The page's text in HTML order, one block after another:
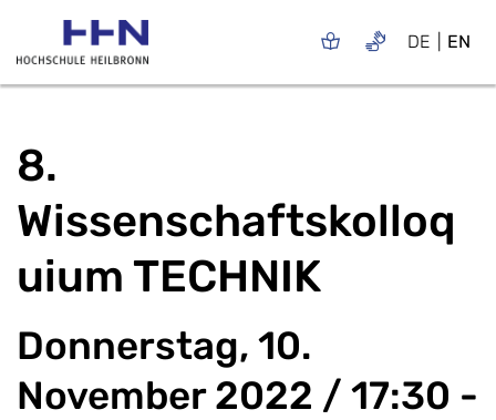
DE EN
8.
Wissenschaftskolloq
uium TECHNIK
Donnerstag, 10.
November 2022 / 17:30 -